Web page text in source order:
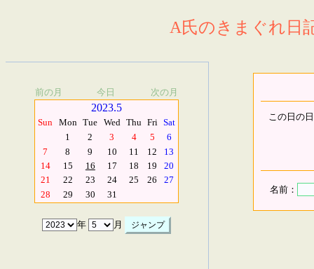
A氏のきまぐれ日
前の月 今日 次の月
2023.5
Sun Mon Tue Wed Thu Fri Sat
1
2 3 4 5
6
7
8 9 10 11 12
13
14
15 16 17 18 19
20
21
22 23 24 25 26
27
28
29 30 31
年 月
この日の
名前：